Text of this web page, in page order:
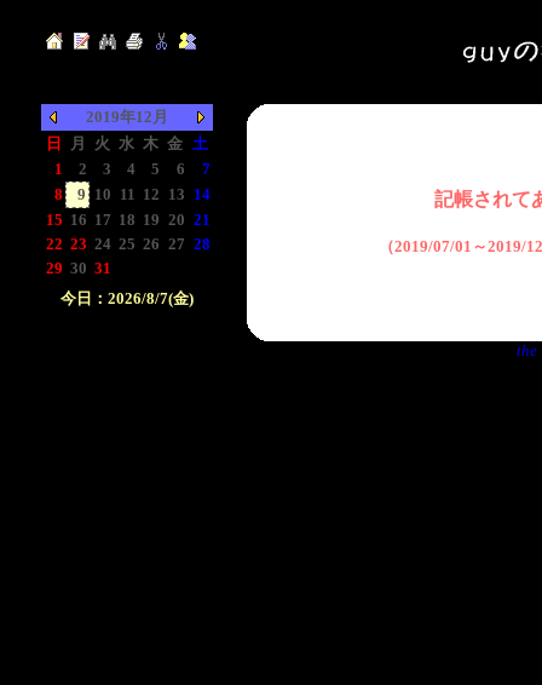
2019年12月
日
月 火 水 木 金 土
1
2 3 4 5 6
7
8
9 10 11 12 13 14
15 16 17 18 19 20 21
22 23 24 25 26 27 28
29 30 31
今日：2026/8/7(金)
記帳されて
（2019/07/01～2019/
the